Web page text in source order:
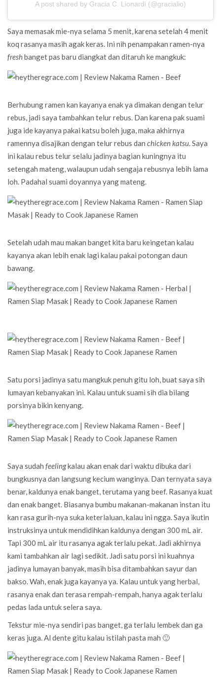
A post shared by Gracia C. Lionardi (@gracialio)
Saya memasak mie-nya selama 5 menit, karena setelah 4 menit
koq rasanya masih agak keras. Ini nih penampakan ramen-nya
freshbanget pas baru diangkat dan ditaruh ke mangkuk:
Berhubung ramen kan kayanya enak ya dimakan dengan telur
rebus, jadi saya tambahkan telur rebus. Dan karena pak suami
juga ide kayanya pakai katsu boleh juga, maka akhirnya
ramennya disajikan dengan telur rebus dan chicken katsu. Saya
ini kalau rebus telur selalu jadinya bagian kuningnya itu
setengah mateng, walaupun udah sengaja rebusnya lebih lama
loh. Padahal suami doyannya yang mateng.
Setelah udah mau makan banget kita baru keingetan kalau
kayanya akan lebih enak lagi kalau pakai potongan daun
bawang.
Satu porsi jadinya satu mangkuk penuh gitu loh, buat saya sih
lumayan kebanyakan ini. Kalau untuk suami sih dia bilang
porsinya bikin kenyang.
Saya sudah feelingkalau akan enak dari waktu dibuka dari
bungkusnya dan langsung kecium wanginya. Dan ternyata saya
benar, kaldunya enak banget, terutama yang beef. Rasanya kuat
dan enak banget. Biasanya bumbu makanan-makanan instan itu
kan rasa gurih-nya suka keterlaluan, kalau ini ngga. Saya ikutin
instruksinya untuk mendidihkan kaldunya dengan 300 mL air.
Tapi 300 mL air itu rasanya agak terlalu pekat. Jadi akhirnya
kami tambahkan air lagi sedikit. Jadi satu porsi ini kuahnya
jadinya lumayan banyak, masih bisa ditambahkan sayur dan
bakso. Wah, enak juga kayanya ya. Kalau untuk yang herbal,
rasanya enak dan terasa rempah-rempah, hanya agak terlalu
pedas lada untuk selera saya.
Tekstur mie-nya sendiri pas banget, ga terlalu lembek dan ga
keras juga. Al dente gitu kalau istilah pasta mah 🙂